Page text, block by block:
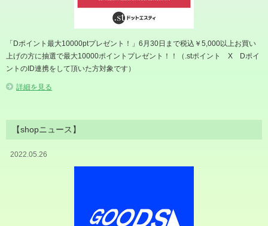
「Dポイント最大10000ptプレゼント！」6月30日まで税込￥5,000以上お買い
上げの方に抽選で最大10000ポイントプレゼント！！（.stポイント X Dポイ
ントのID連携をして頂いた方対象です）
詳細を見る
【shopニュース】
2022.05.26